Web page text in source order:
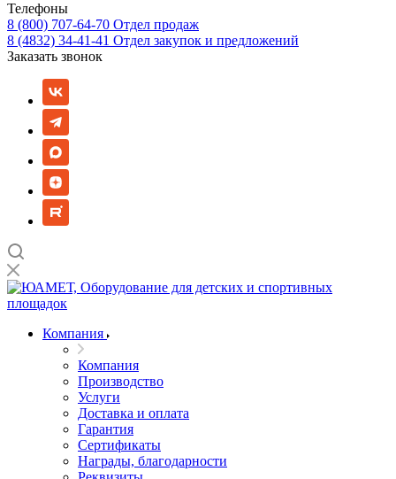
Телефоны
8 (800) 707-64-70 Отдел продаж
8 (4832) 34-41-41 Отдел закупок и предложений
Заказать звонок
Компания
Компания
Производство
Услуги
Доставка и оплата
Гарантия
Сертификаты
Награды, благодарности